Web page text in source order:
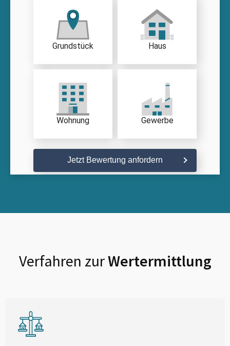
Grundstück Haus
Wohnung Gewerbe
Jetzt Bewertung anfordern
Verfahren zurWertermittlung